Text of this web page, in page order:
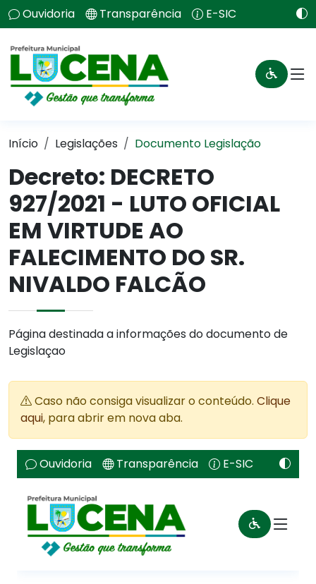
Ouvidoria Transparência E-SIC
Início Legislações Documento Legislação
Decreto: DECRETO
927/2021 - LUTO OFICIAL
EM VIRTUDE AO
FALECIMENTO DO SR.
NIVALDO FALCÃO
Página destinada a informações do documento de
Legislaçao
Caso não consiga visualizar o conteúdo. Clique
aqui, para abrir em nova aba.